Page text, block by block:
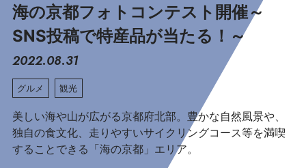
海の京都フォトコンテスト開催～
SNS投稿で特産品が当たる！～
2022.08.31
グルメ 観光
美しい海や山が広がる京都府北部。豊かな自然風景や、
独自の食文化、走りやすいサイクリングコース等を満喫
することできる「海の京都」エリア。